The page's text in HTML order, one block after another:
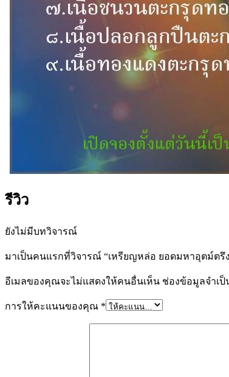
รีวิว
ยังไม่มีบทวิจารณ์
มาเป็นคนแรกที่วิจารณ์ “เหรียญหล่อ ยอดมหาอุตม์ตรึ
อีเมลของคุณจะไม่แสดงให้คนอื่นเห็น ช่องข้อมูลจำเป็
การให้คะแนนของคุณ *